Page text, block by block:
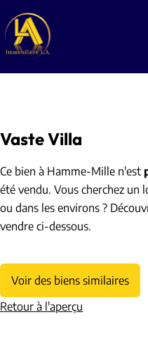
VENDU
Vaste Villa
Ce bien à Hamme-Mille n'est
été vendu. Vous cherchez
ou dans les environs ?
vendre ci-dessous.
Voir des biens similaires
Retour à l'aperçu